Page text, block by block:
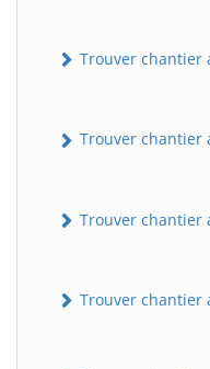
Trouver chantier
Trouver chantier
Trouver chantier
Trouver chantier